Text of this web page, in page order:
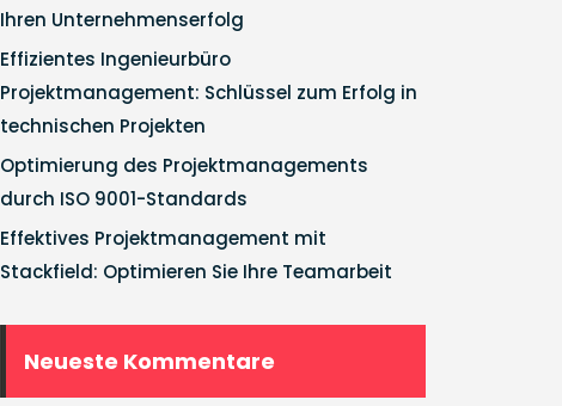
Ihren Unternehmenserfolg
Effizientes Ingenieurbüro
Projektmanagement: Schlüssel zum Erfolg in
technischen Projekten
Optimierung des Projektmanagements
durch ISO 9001-Standards
Effektives Projektmanagement mit
Stackfield: Optimieren Sie Ihre Teamarbeit
Neueste Kommentare